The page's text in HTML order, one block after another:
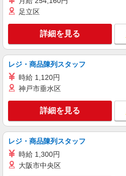
株式会社日本ワークプレイス/
【福岡県福岡市
1250円/日勤/土日
時給1250円
福岡県福岡市東
車通勤可（無料駐車
地について：福岡
ます。 お気軽に
キープ
株式会社日本ワークプレイス/
【福岡県福岡市
荷/時給1400円/日
福岡県福岡市
転車通勤可（無料
足立区
詳細を見る
レジ・商品陳列スタッフ
時給 1,120円
神戸市垂水区
詳細を見る
レジ・商品陳列スタッフ
時給 1,300円
大阪市中央区